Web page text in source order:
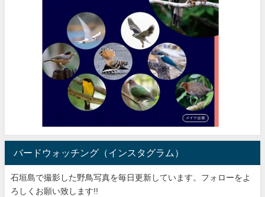
バードウォッチング（インスタグラム）
石垣島で撮影した野鳥写真を毎日更新しています。フォローをよ
ろしくお願い致します!!